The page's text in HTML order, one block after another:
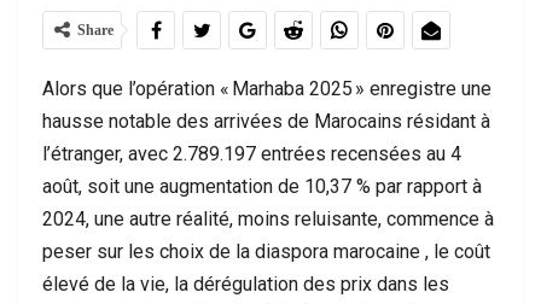
Share
Alors que l’opération « Marhaba 2025 » enregistre une
hausse notable des arrivées de Marocains résidant à
l’étranger, avec 2.789.197 entrées recensées au 4
août, soit une augmentation de 10,37 % par rapport à
2024, une autre réalité, moins reluisante, commence à
peser sur les choix de la diaspora marocaine , le coût
élevé de la vie, la dérégulation des prix dans les